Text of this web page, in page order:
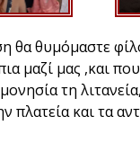
θα θυμόμαστε
μαζί μας ,και
τη
πλατεία και τα